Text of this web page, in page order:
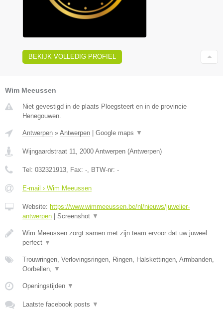
BEKIJK VOLLEDIG PROFIEL
Wim Meeussen
Niet gevestigd in de plaats Ploegsteert en in de provincie
Henegouwen.
Antwerpen » Antwerpen | Google maps ▼
Wijngaardstraat 11 2000 Antwerpen (Antwerpen)
Tel: 032321913 , Fax: - , BTW-nr: -
E-mail › Wim Meeussen
Website: https://www.wimmeeussen.be/nl/nieuws/juwelier-
antwerpen | Screenshot ▼
Wim Meeussen zorgt samen met zijn team ervoor dat uw juweel
perfect ▼
Trouwringen, Verlovingsringen, Ringen, Halskettingen, Armbanden,
Oorbellen,
▼
Openingstijden ▼
Laatste facebook posts ▼